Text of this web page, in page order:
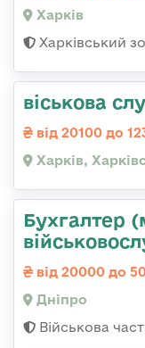
Харків
Харківський
віськова
від 20100 до
Харків,
Бухгалтер
від 20000 до
Дніпро
Військова